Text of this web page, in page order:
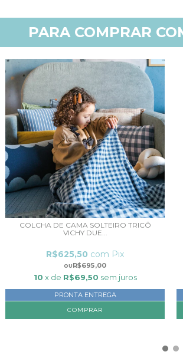
PARA COMPRAR
COLCHA DE CAMA SOLTEIRO TRICÔ
VICHY DUE...
R$695,00
R$625,50 com Pix
10 x de R$69,50 sem juros
PRONTA ENTREGA
COMPRAR